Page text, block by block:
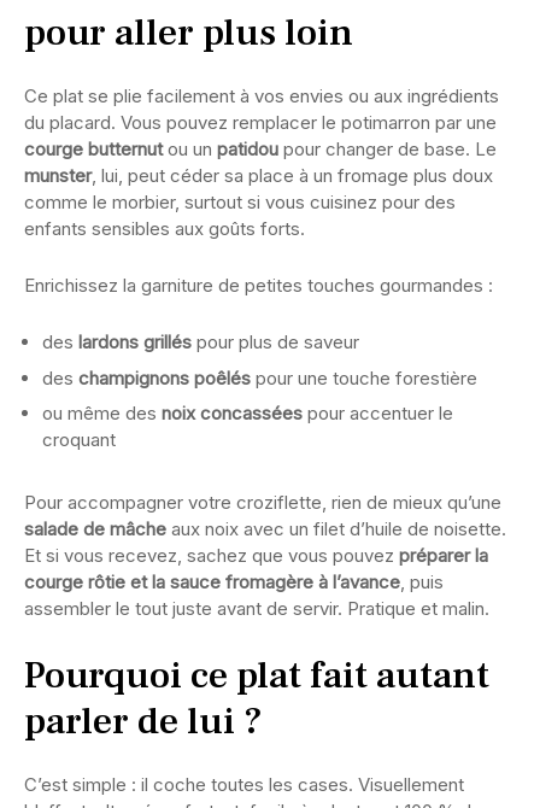
pour aller plus loin
Ce plat se plie facilement à vos envies ou aux ingrédients
du placard. Vous pouvez remplacer le potimarron par une
courge butternutou un patidou pour changer de base. Le
munster, lui, peut céder sa place à un fromage plus doux
comme le morbier, surtout si vous cuisinez pour des
enfants sensibles aux goûts forts.
Enrichissez la garniture de petites touches gourmandes :
des lardons grillés pour plus de saveur
des champignons poêlés pour une touche forestière
ou même des noix concassées pour accentuer le
croquant
Pour accompagner votre croziflette, rien de mieux qu’une
salade de mâche aux noix avec un filet d’huile de noisette.
Et si vous recevez, sachez que vous pouvez préparer la
courge rôtie et la sauce fromagère à l’avance, puis
assembler le tout juste avant de servir. Pratique et malin.
Pourquoi ce plat fait autant
parler de lui ?
C’est simple : il coche toutes les cases. Visuellement